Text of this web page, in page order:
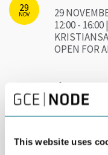
This website uses
29
NOV
29
12:00 - 16:00 |
OPEN FOR
Bli med på
som trer i kraft i